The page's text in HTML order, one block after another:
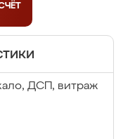
ДСП, витраж